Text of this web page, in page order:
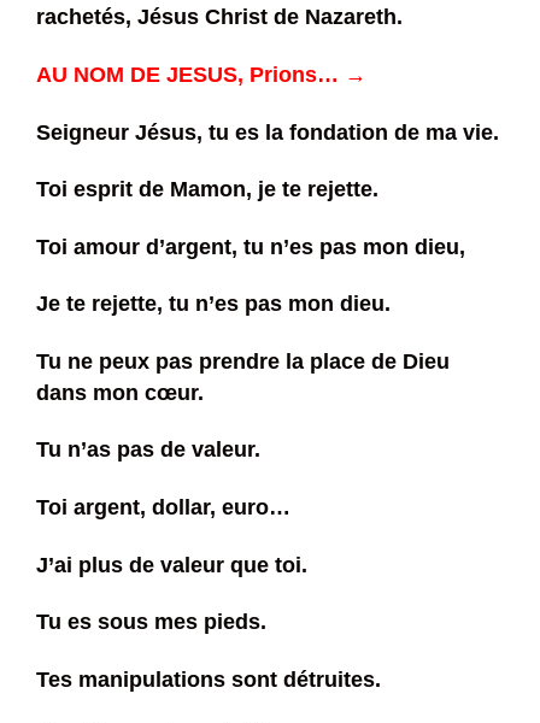
rachetés, Jésus Christ de Nazareth.
AU NOM DE JESUS, Prions… →
Seigneur Jésus, tu es la fondation de ma vie.
Toi esprit de Mamon, je te rejette.
Toi amour d’argent, tu n’es pas mon dieu,
Je te rejette, tu n’es pas mon dieu.
Tu ne peux pas prendre la place de Dieu
dans mon cœur.
Tu n’as pas de valeur.
Toi argent, dollar, euro…
J’ai plus de valeur que toi.
Tu es sous mes pieds.
Tes manipulations sont détruites.